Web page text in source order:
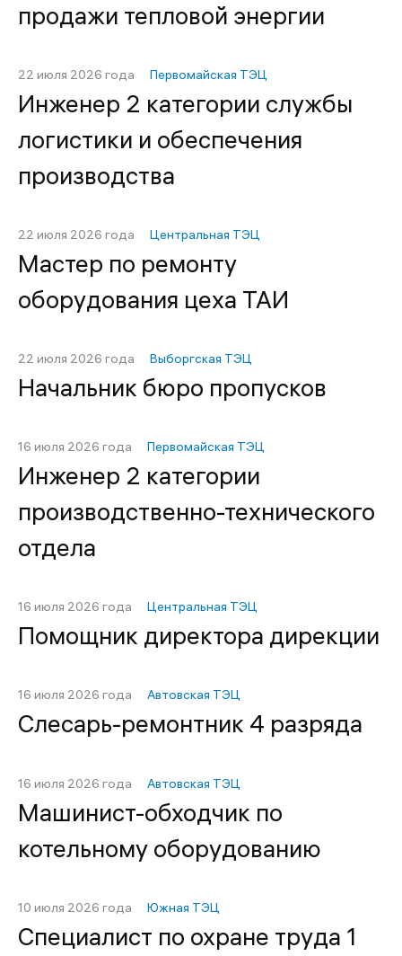
продажи тепловой энергии
22 июля 2026 года Первомайская ТЭЦ
Инженер 2 категории службы
логистики и обеспечения
производства
22 июля 2026 года Центральная ТЭЦ
Мастер по ремонту
оборудования цеха ТАИ
22 июля 2026 года Выборгская ТЭЦ
Начальник бюро пропусков
16 июля 2026 года Первомайская ТЭЦ
Инженер 2 категории
производственно-технического
отдела
16 июля 2026 года Центральная ТЭЦ
Помощник директора дирекции
16 июля 2026 года Автовская ТЭЦ
Слесарь-ремонтник 4 разряда
16 июля 2026 года Автовская ТЭЦ
Машинист-обходчик по
котельному оборудованию
10 июля 2026 года Южная ТЭЦ
Специалист по охране труда 1